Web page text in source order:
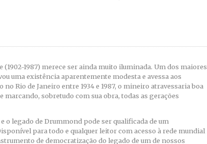
1987) merece ser ainda muito iluminada. Um dos maiores
uma existência aparentemente modesta e avessa aos
Rio de Janeiro entre 1934 e 1987, o mineiro atravessaria boa
sobretudo com sua obra, todas as gerações
o legado de Drummond pode ser qualificada de um
para todo e qualquer leitor com acesso à rede mundial
de democratização do legado de um de nossos